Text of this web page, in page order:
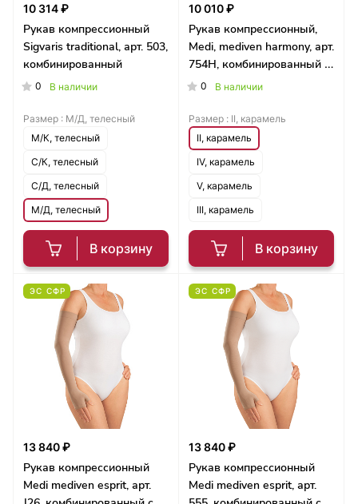
10 314 ₽
Рукав компрессионный
Sigvaris traditional, арт. 503,
комбинированный
0 В наличии
В корзину
Размер : М/Д, телесный
М/К, телесный
С/К, телесный
С/Д, телесный
М/Д, телесный
10 010 ₽
Рукав компрессионный,
Medi, mediven harmony, арт.
754H, комбинированный с
силиконовым фиксатором
0 В наличии
В корзину
Размер : II, карамель
II, карамель
IV, карамель
V, карамель
III, карамель
ЭС СФР
13 840 ₽
Рукав компрессионный
Medi mediven esprit, арт.
ЭС СФР
13 840 ₽
Рукав компрессионный
Medi mediven esprit, арт.